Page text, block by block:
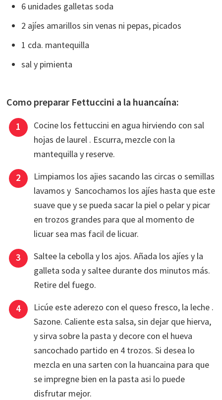
6 unidades galletas soda
2 ajíes amarillos sin venas ni pepas, picados
1 cda. mantequilla
sal y pimienta
Como preparar Fettuccini a la huancaína:
Cocine los fettuccini en agua hirviendo con sal
hojas de laurel . Escurra, mezcle con la
mantequilla y reserve.
Limpiamos los ajies sacando las circas o semillas
lavamos y Sancochamos los ajíes hasta que este
suave que y se pueda sacar la piel o pelar y picar
en trozos grandes para que al momento de
licuar sea mas facil de licuar.
Saltee la cebolla y los ajos. Añada los ajíes y la
galleta soda y saltee durante dos minutos más.
Retire del fuego.
Licúe este aderezo con el queso fresco, la leche .
Sazone. Caliente esta salsa, sin dejar que hierva,
y sirva sobre la pasta y decore con el hueva
sancochado partido en 4 trozos. Si desea lo
mezcla en una sarten con la huancaina para que
se impregne bien en la pasta asi lo puede
disfrutar mejor.